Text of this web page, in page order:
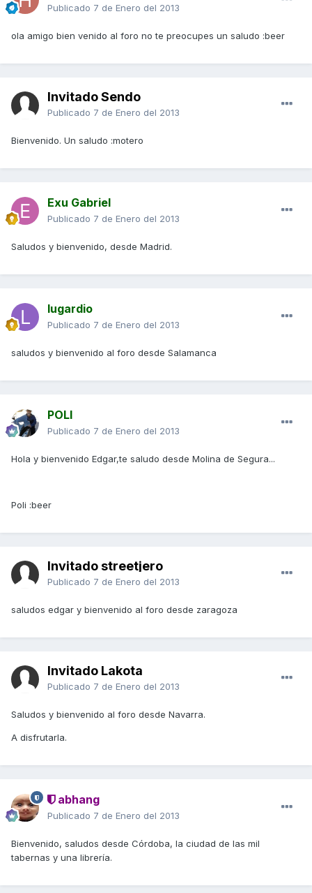
Publicado 7 de Enero del 2013
ola amigo bien venido al foro no te preocupes un saludo :beer
Invitado Sendo
Publicado 7 de Enero del 2013
Bienvenido. Un saludo :motero
Exu Gabriel
Publicado 7 de Enero del 2013
Saludos y bienvenido, desde Madrid.
lugardio
Publicado 7 de Enero del 2013
saludos y bienvenido al foro desde Salamanca
POLI
Publicado 7 de Enero del 2013
Hola y bienvenido Edgar,te saludo desde Molina de Segura...
Poli :beer
Invitado streetjero
Publicado 7 de Enero del 2013
saludos edgar y bienvenido al foro desde zaragoza
Invitado Lakota
Publicado 7 de Enero del 2013
Saludos y bienvenido al foro desde Navarra.
A disfrutarla.
abhang
Publicado 7 de Enero del 2013
Bienvenido, saludos desde Córdoba, la ciudad de las mil
tabernas y una librería.